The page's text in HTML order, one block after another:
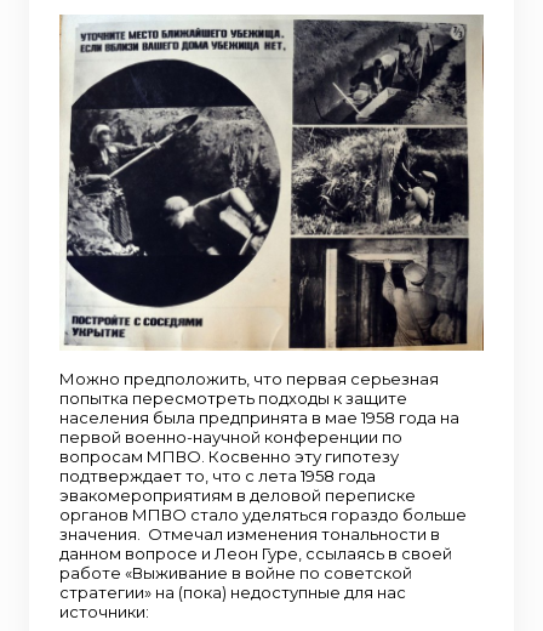
Можно предположить, что первая серьезная
попытка пересмотреть подходы к защите
населения была предпринята в мае 1958 года на
первой военно-научной конференции по
вопросам МПВО. Косвенно эту гипотезу
подтверждает то, что с лета 1958 года
эвакомероприятиям в деловой переписке
органов МПВО стало уделяться гораздо больше
значения. Отмечал изменения тональности в
данном вопросе и Леон Гуре, ссылаясь в своей
работе «Выживание в войне по советской
стратегии» на (пока) недоступные для нас
источники: